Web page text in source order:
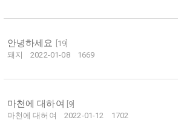
안녕하세요 19
돼지
2022-01-08 1669
마천에 대하여 9
마천에 대허여
2022-01-12 1702